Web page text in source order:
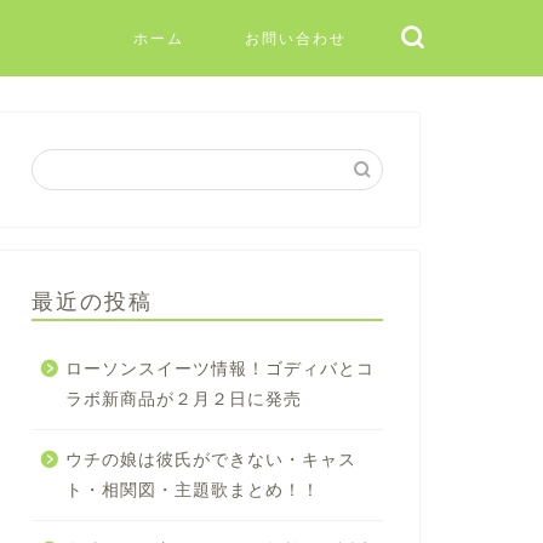
ホーム お問い合わせ
最近の投稿
ローソンスイーツ情報！ゴディバとコ
ラボ新商品が２月２日に発売
ウチの娘は彼氏ができない・キャス
ト・相関図・主題歌まとめ！！